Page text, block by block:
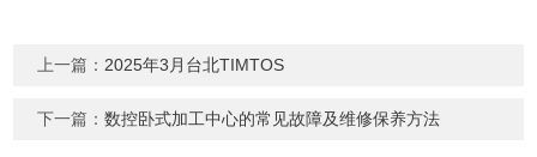
上一篇： 2025年3月台北TIMTOS
下一篇：数控卧式加工中心的常见故障及维修保养方法